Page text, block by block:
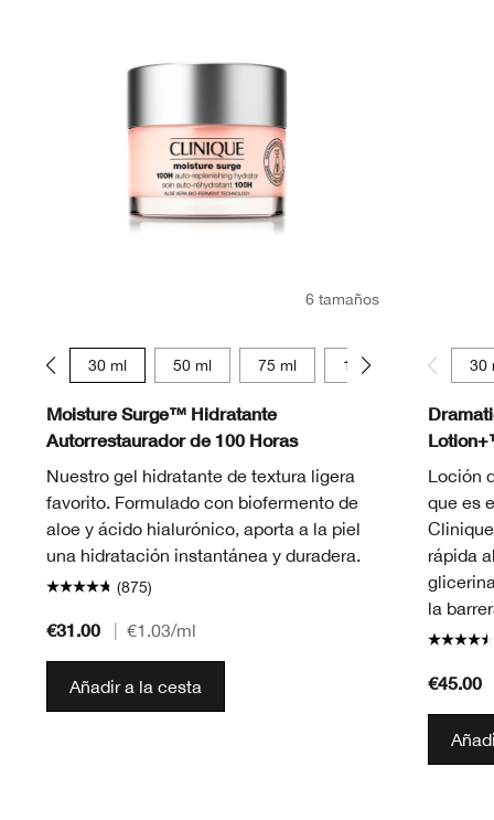
6 tamaños
30 ml 50 ml 75 ml 125 ml 15 ml
Moisture Surge™ Hidratante
Autorrestaurador de 100 Horas
Nuestro gel hidratante de textura ligera
favorito. Formulado con biofermento de
aloe y ácido hialurónico, aporta a la piel
una hidratación instantánea y duradera.
(875)
€31.00 €1.03/ml
Añadir a la cesta
30
Loción
que es
rápida
la
€45.00